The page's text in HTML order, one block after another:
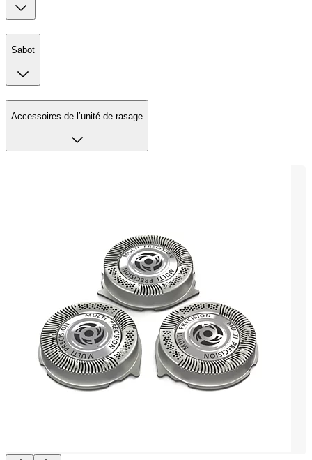
Sabot
Accessoires de l’unité de rasage